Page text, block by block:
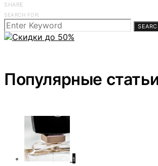
SHARE
SEARCH FOR:
Популярные
1